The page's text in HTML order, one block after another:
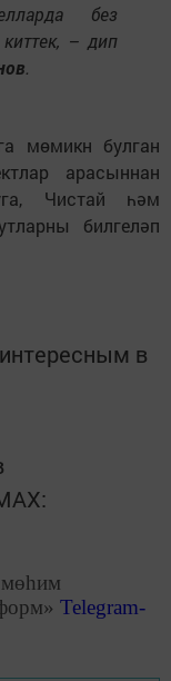
без
– дип
.
мөмикн булган
арасыннан
Чистай һәм
билгеләп
в
Telegram-